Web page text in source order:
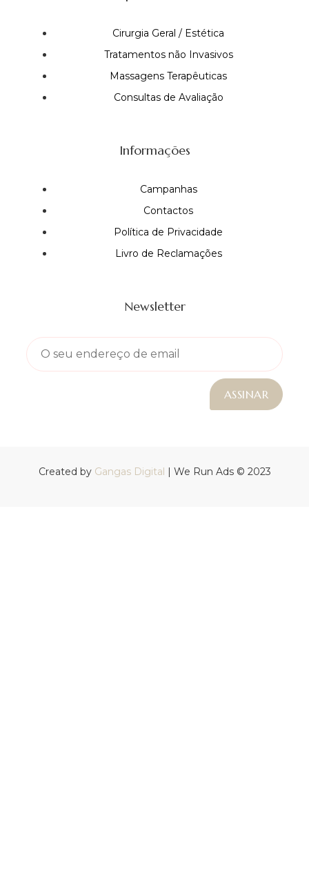
Cirurgia Geral / Estética
Tratamentos não Invasivos
Massagens Terapêuticas
Consultas de Avaliação
Informações
Campanhas
Contactos
Política de Privacidade
Livro de Reclamações
Newsletter
Created by Gangas Digital | We Run Ads © 2023